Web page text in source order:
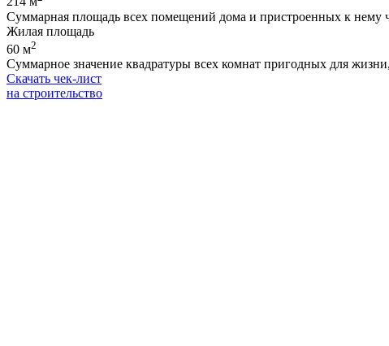
Суммарная площадь всех помещений дома и пристроенных к нему
Жилая площадь
60 м2
Суммарное значение квадратуры всех комнат пригодных для
Скачать чек-лист
на строительство